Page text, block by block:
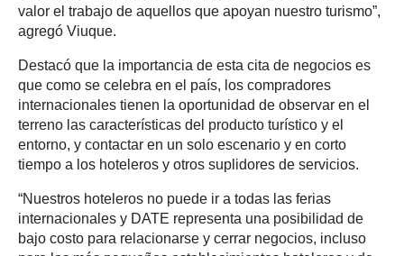
valor el trabajo de aquellos que apoyan nuestro turismo”,
agregó Viuque.
Destacó que la importancia de esta cita de negocios es
que como se celebra en el país, los compradores
internacionales tienen la oportunidad de observar en el
terreno las características del producto turístico y el
entorno, y contactar en un solo escenario y en corto
tiempo a los hoteleros y otros suplidores de servicios.
“Nuestros hoteleros no puede ir a todas las ferias
internacionales y DATE representa una posibilidad de
bajo costo para relacionarse y cerrar negocios, incluso